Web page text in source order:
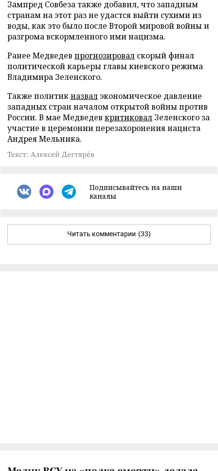
Зампред Совбеза также добавил, что западным
странам на этот раз не удастся выйти сухими из
воды, как это было после Второй мировой войны и
разгрома вскормленного ими нацизма.
Ранее Медведев прогнозировал скорый финал
политической карьеры главы киевского режима
Владимира Зеленского.
Также политикназвал экономическое давление
западных стран началом открытой войны против
России. В мае Медведев критиковал Зеленского за
участие в церемонии перезахоронения нациста
Андрея Мельника.
Текст: Алексей Дегтярёв
Подписывайтесь на наши
каналы
Читать комментарии (33)